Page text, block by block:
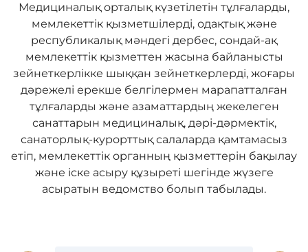
Медициналық орталық күзетілетін тұлғаларды,
мемлекеттік қызметшілерді, одақтық және
республикалық мәндегі дербес, сондай-ақ
мемлекеттік қызметтен жасына байланысты
зейнеткерлікке шыққан зейнеткерлерді, жоғары
дәрежелі ерекше белгілермен марапатталған
тұлғаларды және азаматтардың жекелеген
санаттарын медициналық, дәрі-дәрмектік,
санаторлық-курорттық салаларда қамтамасыз
етіп, мемлекеттік органның қызметтерін бақылау
және іске асыру құзыреті шегінде жүзеге
асыратын ведомство болып табылады.